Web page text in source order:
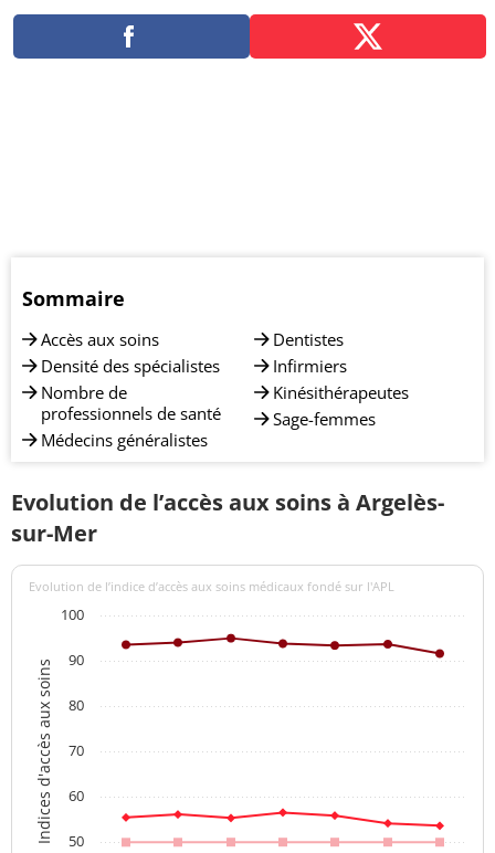
Sommaire
Accès aux soins
Densité des spécialistes
Nombre de
professionnels de santé
Médecins généralistes
Dentistes
Infirmiers
Kinésithérapeutes
Sage-femmes
Evolution de l’accès aux soins à Argelès-
sur-Mer
Indices d'accès aux soins
Evolution de l’indice d’accès aux soins médicaux fondé sur l'APL
50
60
70
80
90
100